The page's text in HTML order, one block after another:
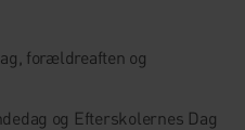
forældreaften og
og Efterskolernes Dag